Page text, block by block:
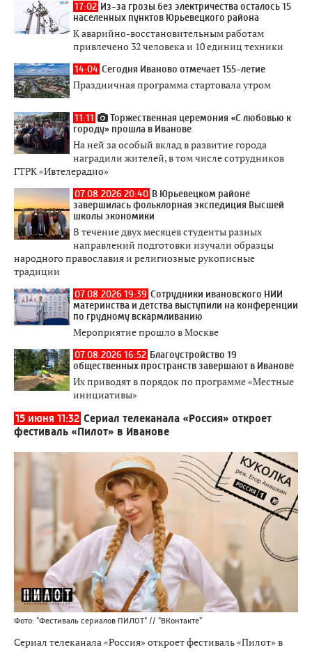
17:02 Из-за грозы без электричества осталось 15
населенных пунктов Юрьевецкого района
К аварийно-восстановительным работам
привлечено 32 человека и 10 единиц техники
14:04 Сегодня Иваново отмечает 155-летие
Праздничная программа стартовала утром
11:11
Торжественная церемония «С любовью к
городу» прошла в Иванове
На ней за особый вклад в развитие города
наградили жителей, в том числе сотрудников
ГТРК «Ивтелерадио»
07.08.2026 20:40 В Юрьевецком районе
завершилась фольклорная экспедиция Высшей
школы экономики
В течение двух месяцев студенты разных
направлений подготовки изучали образцы
народного православия и религиозные рукописные
традиции
07.08.2026 19:39 Сотрудники ивановского НИИ
материнства и детства выступили на конференции
по грудному вскармливанию
Мероприятие прошло в Москве
07.08.2026 16:52 Благоустройство 19
общественных пространств завершают в Иванове
Их приводят в порядок по программе «Местные
инициативы»
15 июня 11:32 Сериал телеканала «Россия» откроет
фестиваль «Пилот» в Иванове
Фото: "Фестиваль сериалов ПИЛОТ" // "ВКонтакте"
Сериал телеканала «Россия» откроет фестиваль «Пилот» в